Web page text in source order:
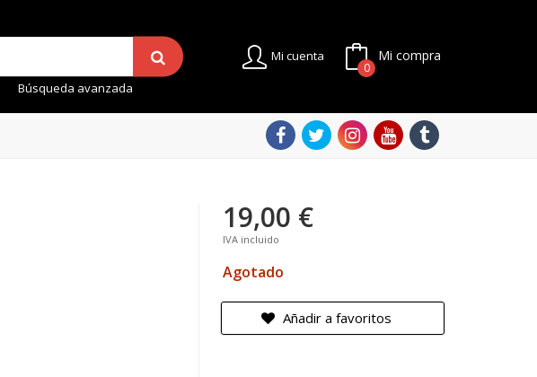
Búsqueda avanzada
Mi cuenta Mi compra
0
19,00 €
IVA incluido
Agotado
Añadir a favoritos